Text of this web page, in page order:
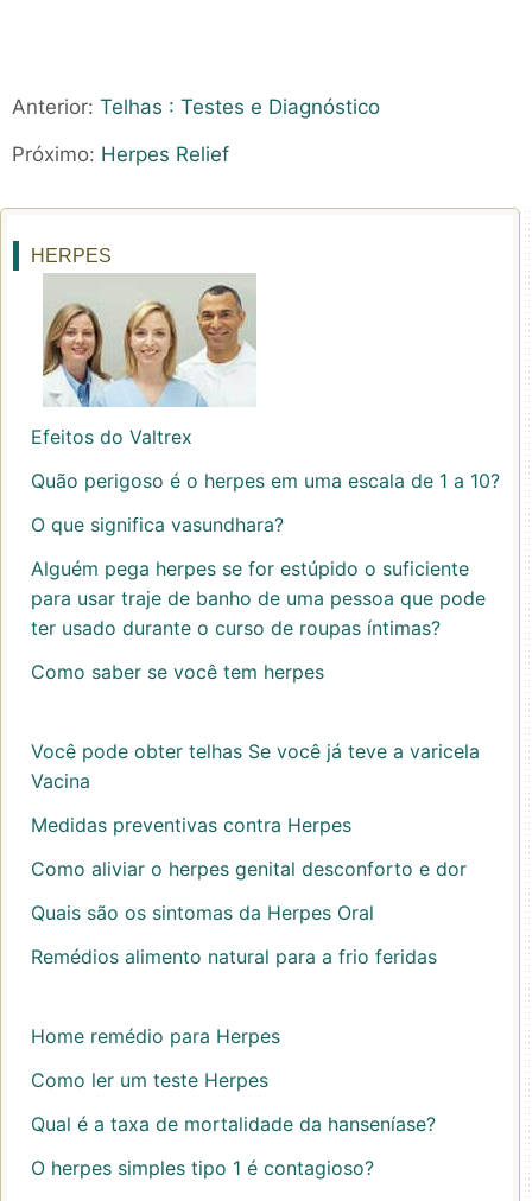
Anterior: Telhas : Testes e Diagnóstico
Próximo: Herpes Relief
HERPES
Efeitos do Valtrex
Quão perigoso é o herpes em uma escala de 1 a 10?
O que significa vasundhara?
Alguém pega herpes se for estúpido o suficiente
para usar traje de banho de uma pessoa que pode
ter usado durante o curso de roupas íntimas?
Como saber se você tem herpes
Você pode obter telhas Se você já teve a varicela
Vacina
Medidas preventivas contra Herpes
Como aliviar o herpes genital desconforto e dor
Quais são os sintomas da Herpes Oral
Remédios alimento natural para a frio feridas
Home remédio para Herpes
Como ler um teste Herpes
Qual é a taxa de mortalidade da hanseníase?
O herpes simples tipo 1 é contagioso?